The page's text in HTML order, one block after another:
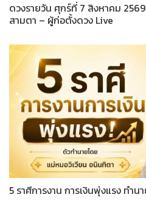
ดวงรายวัน ศุกร์ที่ 7 สิงหาคม
สามตา – ผู้ก่อตั้งดวง Live
5 ราศีการงาน การเงินพุ่งแรง ทำ